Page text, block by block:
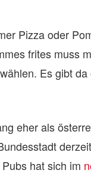
Pizza oder
frites muss
Es gibt da
eher als
hat sich im